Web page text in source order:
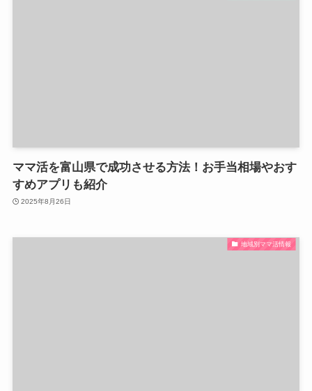
ママ活を富山県で成功させる方法！お手当相場やおす
すめアプリも紹介
2025年8月26日
地域別ママ活情報